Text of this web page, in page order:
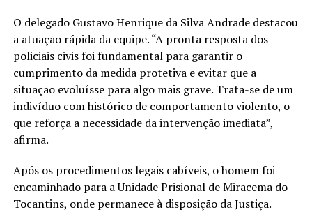
O delegado Gustavo Henrique da Silva Andrade destacou
a atuação rápida da equipe. “A pronta resposta dos
policiais civis foi fundamental para garantir o
cumprimento da medida protetiva e evitar que a
situação evoluísse para algo mais grave. Trata-se de um
indivíduo com histórico de comportamento violento, o
que reforça a necessidade da intervenção imediata”,
afirma.
Após os procedimentos legais cabíveis, o homem foi
encaminhado para a Unidade Prisional de Miracema do
Tocantins, onde permanece à disposição da Justiça.